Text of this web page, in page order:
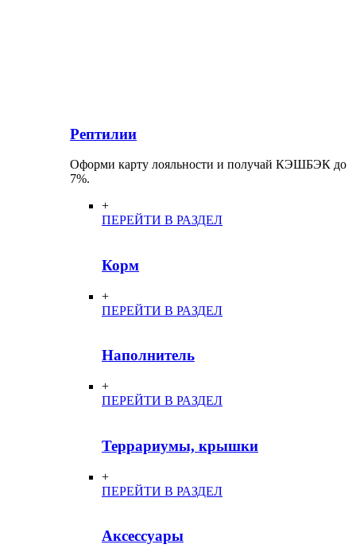
Рептилии
Оформи карту лояльности и получай КЭШБЭК до
7%.
+
ПЕРЕЙТИ В РАЗДЕЛ
Корм
+
ПЕРЕЙТИ В РАЗДЕЛ
Наполнитель
+
ПЕРЕЙТИ В РАЗДЕЛ
Террариумы, крышки
+
ПЕРЕЙТИ В РАЗДЕЛ
Аксессуары